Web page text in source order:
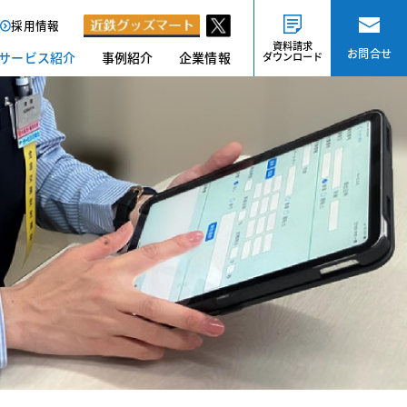
採用情報
ービス紹介 事例紹介 企業情報
資料請求
ダウンロード お問合せ